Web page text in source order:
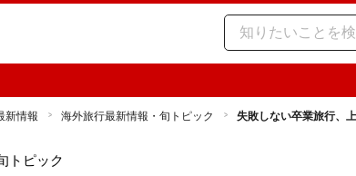
新情報 海外旅行最新情報・旬トピック 失敗しない卒業旅行、
トピック